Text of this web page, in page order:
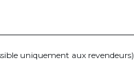
uniquement aux revendeurs)